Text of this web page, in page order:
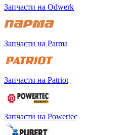
Запчасти на Odwerk
Запчасти на Parma
Запчасти на Patriot
Запчасти на Powertec